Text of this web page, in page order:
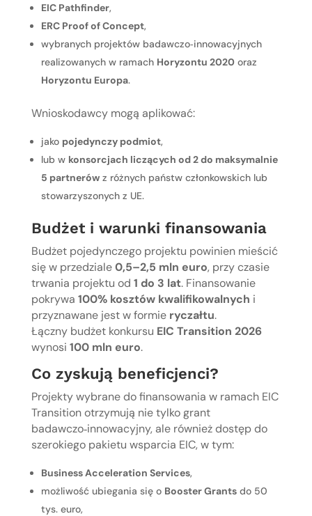
EIC Pathfinder,
ERC Proof of Concept,
wybranych projektów badawczo‑innowacyjnych
realizowanych w ramach Horyzontu 2020oraz
Horyzontu Europa.
Wnioskodawcy mogą aplikować:
jako pojedynczy podmiot,
lub w konsorcjach liczących od 2 do maksymalnie
5 partnerówz różnych państw członkowskich lub
stowarzyszonych z UE.
Budżet i warunki finansowania
Budżet pojedynczego projektu powinien mieścić
się w przedziale0,5–2,5 mln euro, przy czasie
trwania projektu od 1 do 3 lat. Finansowanie
pokrywa 100% kosztów kwalifikowalnych i
przyznawane jest w formie ryczałtu.
Łączny budżet konkursu EIC Transition 2026
wynosi 100 mln euro.
Co zyskują beneficjenci?
Projekty wybrane do finansowania w ramach EIC
Transition otrzymują nie tylko grant
badawczo‑innowacyjny, ale również dostęp do
szerokiego pakietu wsparcia EIC, w tym:
Business Acceleration Services,
możliwość ubiegania się o Booster Grantsdo 50
tys. euro,